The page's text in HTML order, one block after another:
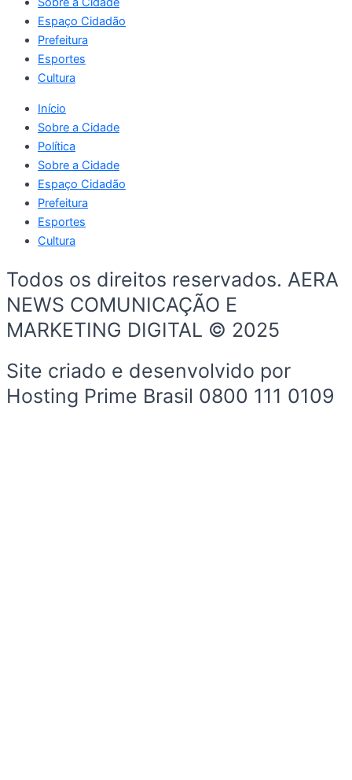
Espaço Cidadão
Prefeitura
Esportes
Cultura
Início
Sobre a Cidade
Política
Sobre a Cidade
Espaço Cidadão
Prefeitura
Esportes
Cultura
Todos os direitos reservados. AERA
NEWS COMUNICAÇÃO E
MARKETING DIGITAL © 2025
Site criado e desenvolvido por
Hosting Prime Brasil 0800 111 0109